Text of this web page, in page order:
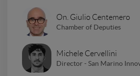
On. Giulio Centemero
Chamber of Deputies
Michele Cervellini
Director - San Marino